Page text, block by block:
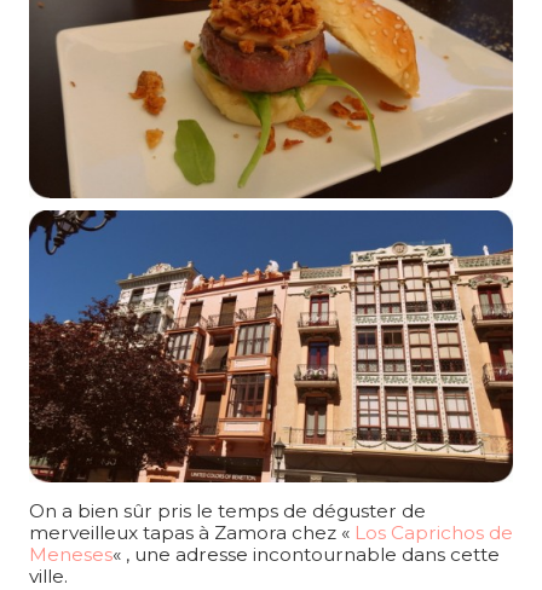
On a bien sûr pris le temps de déguster de
merveilleux tapas à Zamora chez « Los Caprichos de
Meneses« , une adresse incontournable dans cette
ville.